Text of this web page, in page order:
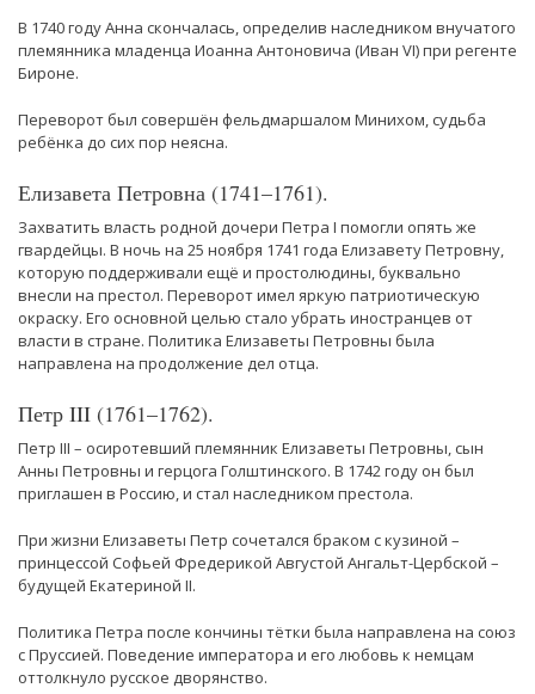
В 1740 году Анна скончалась, определив наследником внучатого
племянника младенца Иоанна Антоновича (Иван VI) при регенте
Бироне.
Переворот был совершён фельдмаршалом Минихом, судьба
ребёнка до сих пор неясна.
Елизавета Петровна (1741–1761).
Захватить власть родной дочери Петра I помогли опять же
гвардейцы. В ночь на 25 ноября 1741 года Елизавету Петровну,
которую поддерживали ещё и простолюдины, буквально
внесли на престол. Переворот имел яркую патриотическую
окраску. Его основной целью стало убрать иностранцев от
власти в стране. Политика Елизаветы Петровны была
направлена на продолжение дел отца.
Петр III (1761–1762).
Петр III – осиротевший племянник Елизаветы Петровны, сын
Анны Петровны и герцога Голштинского. В 1742 году он был
приглашен в Россию, и стал наследником престола.
При жизни Елизаветы Петр сочетался браком с кузиной –
принцессой Софьей Фредерикой Августой Ангальт-Цербской –
будущей Екатериной II.
Политика Петра после кончины тётки была направлена на союз
с Пруссией. Поведение императора и его любовь к немцам
оттолкнуло русское дворянство.